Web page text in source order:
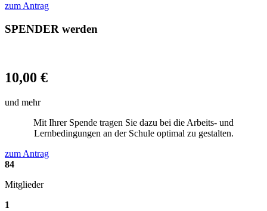
zum Antrag
SPENDER werden
10,00 €
und mehr
Mit Ihrer Spende tragen Sie dazu bei die Arbeits- und
Lernbedingungen an der Schule optimal zu gestalten.
zum Antrag
84
Mitglieder
1